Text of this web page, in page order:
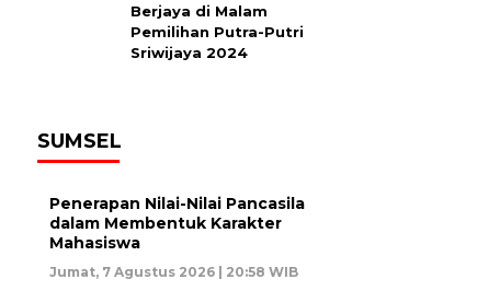
Berjaya di Malam
Pemilihan Putra-Putri
Sriwijaya 2024
SUMSEL
Penerapan Nilai-Nilai Pancasila
dalam Membentuk Karakter
Mahasiswa
Jumat, 7 Agustus 2026 | 20:58 WIB